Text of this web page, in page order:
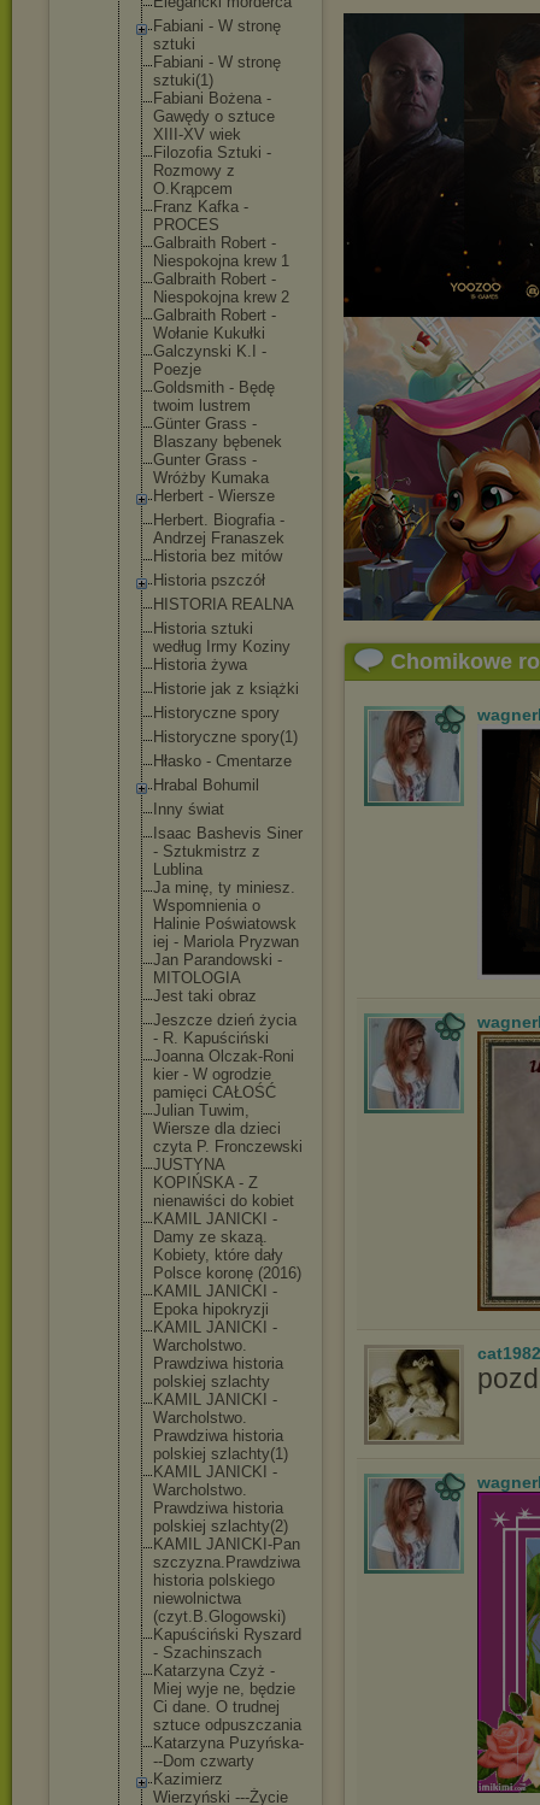
Fabiani - W stronę
sztuki
Fabiani - W stronę
sztuki(1)
Fabiani Bożena -
Gawędy o sztuce
XIII-XV wiek
Filozofia Sztuki -
Rozmowy z
O.Krąpcem
Franz Kafka -
PROCES
Galbraith Robert -
Niespokojna krew 1
Galbraith Robert -
Niespokojna krew 2
Galbraith Robert -
Wołanie Kukułki
Galczynski K.I -
Poezje
Goldsmith - Będę
twoim lustrem
Günter Grass -
Blaszany bębenek
Gunter Grass -
Wróżby Kumaka
Herbert - Wiersze
Herbert. Biografia -
Andrzej Franaszek
Historia bez mitów
Historia pszczół
HISTORIA REALNA
Historia sztuki
według Irmy Koziny
Historia żywa
Historie jak z książki
Historyczne spory
Historyczne spory(1)
Hłasko - Cmentarze
Hrabal Bohumil
Inny świat
Isaac Bashevis Siner
- Sztukmistrz z
Lublina
Ja minę, ty miniesz.
Wspomnienia o
Halinie Poświatowsk
iej - Mariola Pryzwan
Jan Parandowski -
MITOLOGIA
Jest taki obraz
Jeszcze dzień życia
- R. Kapuściński
Joanna Olczak-Roni
kier - W ogrodzie
pamięci CAŁOŚĆ
Julian Tuwim,
Wiersze dla dzieci
czyta P. Fronczewski
JUSTYNA
KOPIŃSKA - Z
nienawiści do kobiet
KAMIL JANICKI -
Damy ze skazą.
Kobiety, które dały
Polsce koronę (2016)
KAMIL JANICKI -
Epoka hipokryzji
KAMIL JANICKI -
Warcholstwo.
Prawdziwa historia
polskiej szlachty
KAMIL JANICKI -
Warcholstwo.
Prawdziwa historia
polskiej szlachty(1)
KAMIL JANICKI -
Warcholstwo.
Prawdziwa historia
polskiej szlachty(2)
KAMIL JANICKI-Pan
szczyzna.Prawdziwa
historia polskiego
niewolnictwa
(czyt.B.Glogowski)
Kapuściński Ryszard
- Szachinszac h
Katarzyna Czyż -
Miej wyje ne, będzie
Ci dane. O trudnej
sztuce odpuszczania
Katarzyna Puzyńska-
--Dom czwarty
Kazimierz
Wierzyński ---Życie
Chomikowe